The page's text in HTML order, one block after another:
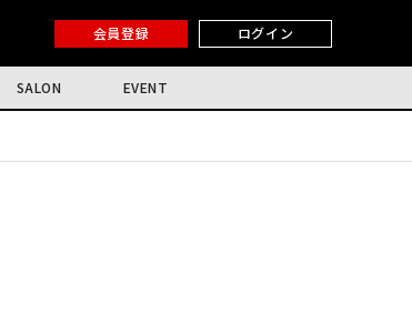
会員登録 ログイン
SALON EVENT